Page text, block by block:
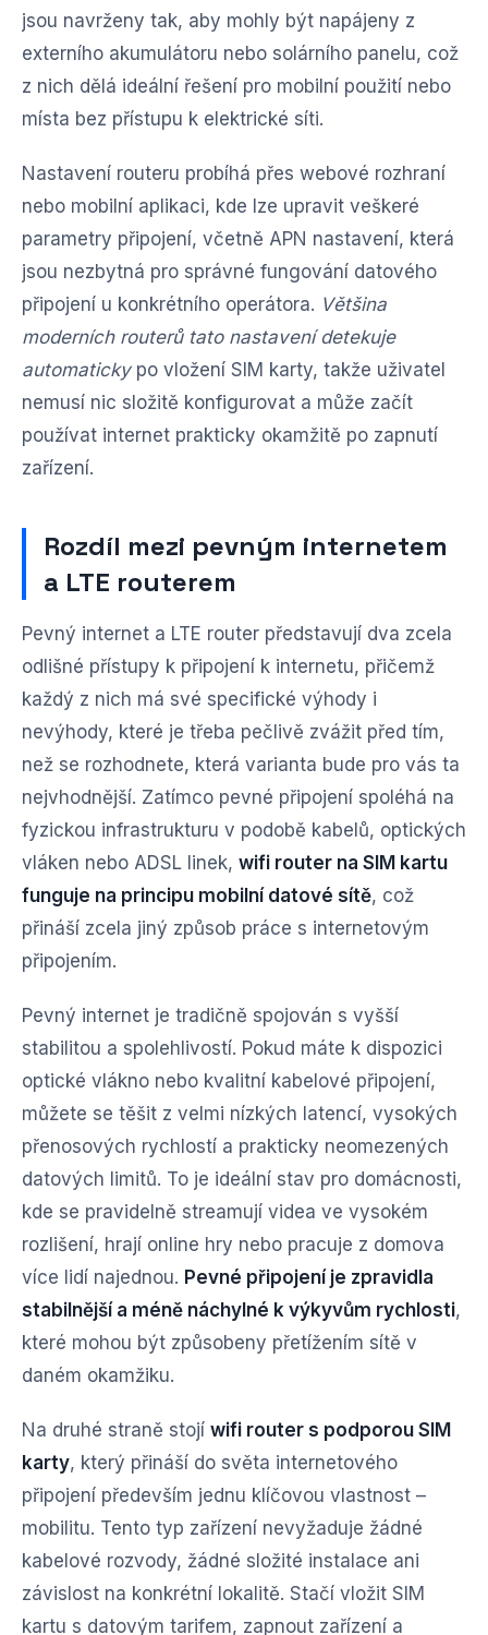
jsou navrženy tak, aby mohly být napájeny z
externího akumulátoru nebo solárního panelu, což
z nich dělá ideální řešení pro mobilní použití nebo
místa bez přístupu k elektrické síti.
Nastavení routeru probíhá přes webové rozhraní
nebo mobilní aplikaci, kde lze upravit veškeré
parametry připojení, včetně APN nastavení, která
jsou nezbytná pro správné fungování datového
připojení u konkrétního operátora. Většina
moderních routerů tato nastavení detekuje
automatickypo vložení SIM karty, takže uživatel
nemusí nic složitě konfigurovat a může začít
používat internet prakticky okamžitě po zapnutí
zařízení.
Rozdíl mezi pevným internetem
a LTE routerem
Pevný internet a LTE router představují dva zcela
odlišné přístupy k připojení k internetu, přičemž
každý z nich má své specifické výhody i
nevýhody, které je třeba pečlivě zvážit před tím,
než se rozhodnete, která varianta bude pro vás ta
nejvhodnější. Zatímco pevné připojení spoléhá na
fyzickou infrastrukturu v podobě kabelů, optických
vláken nebo ADSL linek, wifi router na SIM kartu
funguje na principu mobilní datové sítě, což
přináší zcela jiný způsob práce s internetovým
připojením.
Pevný internet je tradičně spojován s vyšší
stabilitou a spolehlivostí. Pokud máte k dispozici
optické vlákno nebo kvalitní kabelové připojení,
můžete se těšit z velmi nízkých latencí, vysokých
přenosových rychlostí a prakticky neomezených
datových limitů. To je ideální stav pro domácnosti,
kde se pravidelně streamují videa ve vysokém
rozlišení, hrají online hry nebo pracuje z domova
více lidí najednou. Pevné připojení je zpravidla
stabilnější a méně náchylné k výkyvům rychlosti,
které mohou být způsobeny přetížením sítě v
daném okamžiku.
Na druhé straně stojí wifi router s podporou SIM
karty, který přináší do světa internetového
připojení především jednu klíčovou vlastnost –
mobilitu. Tento typ zařízení nevyžaduje žádné
kabelové rozvody, žádné složité instalace ani
závislost na konkrétní lokalitě. Stačí vložit SIM
kartu s datovým tarifem, zapnout zařízení a